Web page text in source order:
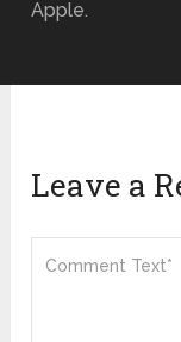
Apple.
Leave a